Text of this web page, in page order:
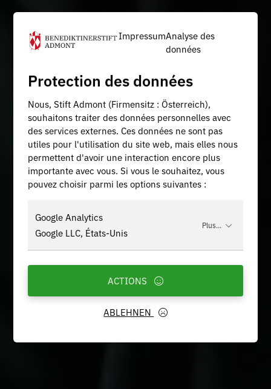
ImpressumAnalyse des
données
Protection des données
Nous, Stift Admont (Firmensitz : Österreich),
souhaitons traiter des données personnelles avec
des services externes. Ces données ne sont pas
utiles pour l'utilisation du site web, mais elles nous
permettent d'avoir une interaction encore plus
importante avec vous. Si vous le souhaitez, vous
pouvez choisir parmi les options suivantes :
Google Analytics
Google LLC, États-Unis
Plus...
ABLEHNEN
ACTIONS